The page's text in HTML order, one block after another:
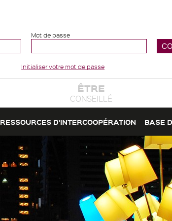
Mot de passe
Initialiser votre mot de passe
ÊTRE
CONSEILLÉ
RESSOURCES D'INTERCOOPÉRATION BASE